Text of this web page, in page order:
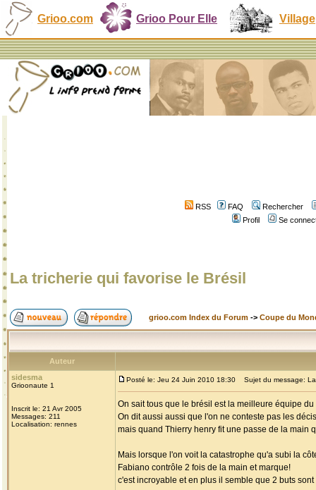
Grioo.com Grioo Pour Elle Village
RSS FAQ
Rechercher
Profil
Se
La tricherie qui favorise le Brésil
grioo.com Index du Forum -> Coupe du
Auteur
sidesma
Grioonaute 1
Inscrit le: 21 Avr 2005
Messages: 211
Localisation: rennes
Posté le: Jeu 24 Juin 2010 18:30 Sujet du message:
On sait tous que le brésil est la meilleure équipe
On dit aussi aussi que l'on ne conteste pas les
mais quand Thierry henry fit une passe de la main
Mais lorsque l'on voit la catastrophe qu'a subi la
Fabiano contrôle 2 fois de la main et marque!
c'est incroyable et en plus il semble que 2 buts